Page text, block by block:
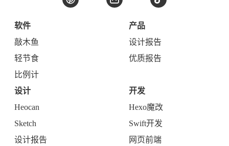
软件
敲木鱼
轻节食
比例计
产品
设计报告
优质报告
设计
Heocan
Sketch
设计报告
开发
Hexo魔改
Swift开发
网页前端